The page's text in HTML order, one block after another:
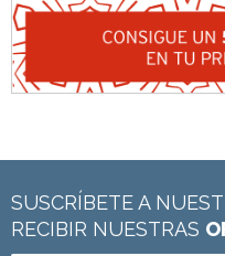
SUSCRÍBETE A
RECIBIR NUESTRAS